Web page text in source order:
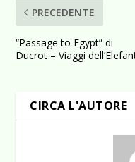
PRECEDENTE
“Passage to Egypt” di
Ducrot – Viaggi
CIRCA L'AUTORE